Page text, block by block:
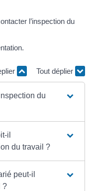
l’inspection du
Tout déplier
du
il
du travail ?
peut-il
?